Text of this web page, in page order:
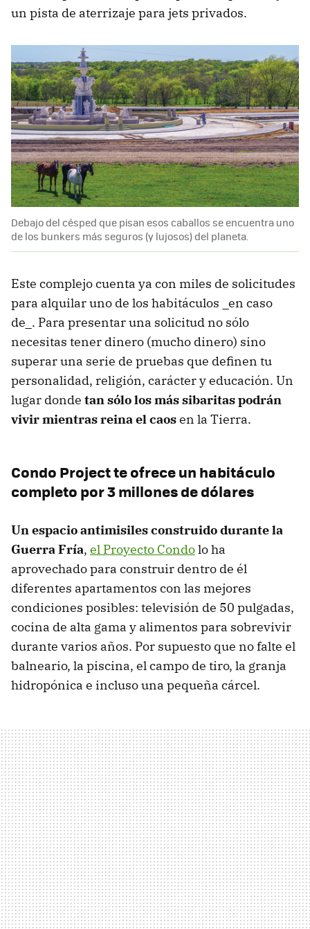
un pista de aterrizaje para jets privados.
Debajo del césped que pisan esos caballos se encuentra uno
de los bunkers más seguros (y lujosos) del planeta.
Este complejo cuenta ya con miles de solicitudes
para alquilar uno de los habitáculos _en caso
de_. Para presentar una solicitud no sólo
necesitas tener dinero (mucho dinero) sino
superar una serie de pruebas que definen tu
personalidad, religión, carácter y educación. Un
lugar donde tan sólo los más sibaritas podrán
vivir mientras reina el caosen la Tierra.
Condo Project te ofrece un habitáculo
completo por 3 millones de dólares
Un espacio antimisiles construido durante la
Guerra Fría, el Proyecto Condolo ha
aprovechado para construir dentro de él
diferentes apartamentos con las mejores
condiciones posibles: televisión de 50 pulgadas,
cocina de alta gama y alimentos para sobrevivir
durante varios años. Por supuesto que no falte el
balneario, la piscina, el campo de tiro, la granja
hidropónica e incluso una pequeña cárcel.